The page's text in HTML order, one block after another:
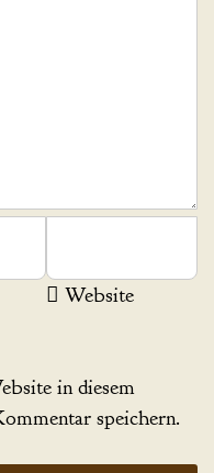
Website
in diesem
speichern.